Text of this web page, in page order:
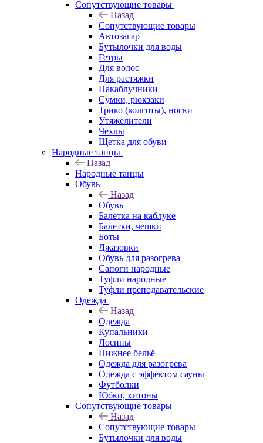
Сопутствующие товары
Назад
Сопутствующие товары
Автозагар
Бутылочки для воды
Гетры
Для волос
Для растяжки
Накаблучники
Сумки, рюкзаки
Трико (колготы), носки
Утяжелители
Чехлы
Щетка для обуви
Народные танцы
Назад
Народные танцы
Обувь
Назад
Обувь
Балетка на каблуке
Балетки, чешки
Боты
Джазовки
Обувь для разогрева
Сапоги народные
Туфли народные
Туфли преподавательские
Одежда
Назад
Одежда
Купальники
Лосины
Нижнее бельё
Одежда для разогрева
Одежда с эффектом сауны
Футболки
Юбки, хитоны
Сопутствующие товары
Назад
Сопутствующие товары
Бутылочки для воды